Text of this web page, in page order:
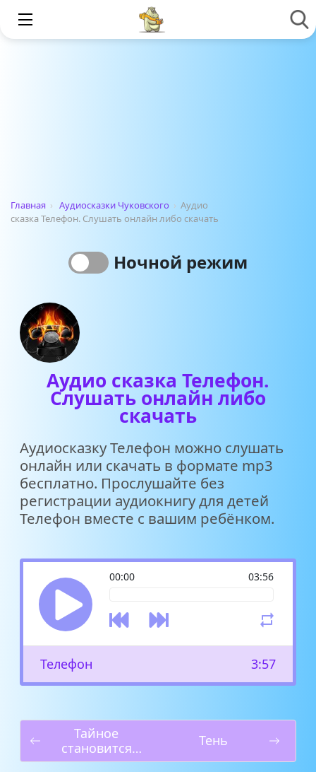
Главная › Аудиосказки Чуковского › Аудио
сказка Телефон. Слушать онлайн либо скачать
Ночной режим
Аудио сказка Телефон.
Слушать онлайн либо
скачать
Аудиосказку Телефон можно слушать
онлайн или скачать в формате mp3
бесплатно. Прослушайте без
регистрации аудиокнигу для детей
Телефон вместе с вашим ребёнком.
00:00 03:56
Телефон 3:57
Тайное
становится
явным
Тень